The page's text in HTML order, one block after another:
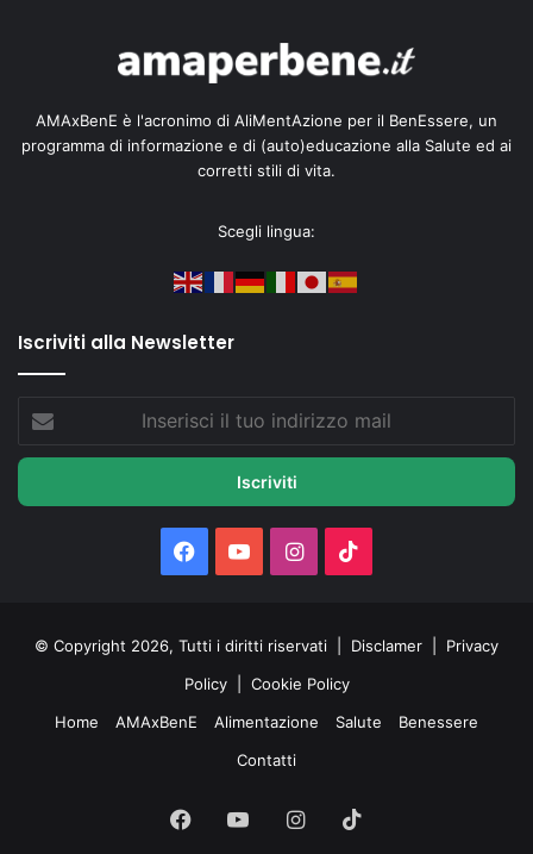
AMAxBenE è l'acronimo di AliMentAzione per il BenEssere, un
programma di informazione e di (auto)educazione alla Salute ed ai
corretti stili di vita.
Scegli lingua:
Iscriviti alla Newsletter
tuo
mail
Facebook
You Instagram
© Copyright 2026, Tutti i diritti riservati | Disclamer
Privacy
Policy
Cookie Policy
Home
AMAxBenE Alimentazione Salute
Benessere
Contatti
Facebook Instagram